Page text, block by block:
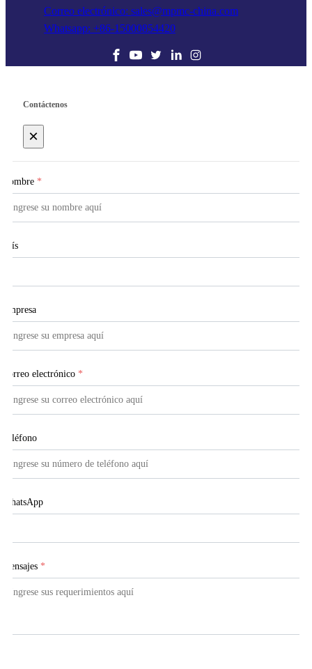
Correo electrónico: sales@mpmc-china.com
Whatsapp: +86-15000854420
Contáctenos
×
Nombre *
País
Empresa
Correo electrónico *
Teléfono
WhatsApp
Mensajes *